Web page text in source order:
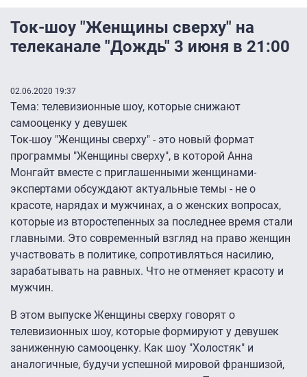
Ток-шоу "Женщины сверху" на
телеканале "Дождь" 3 июня в 21:00
02.06.2020 19:37
Тема: телевизионные шоу, которые снижают
самооценку у девушек
Ток-шоу "Женщины сверху" - это новый формат
программы "Женщины сверху", в которой Анна
Монгайт вместе с приглашенными женщинами-
экспертами обсуждают актуальные темы - не о
красоте, нарядах и мужчинах, а о женских вопросах,
которые из второстепенных за последнее время стали
главными. Это современный взгляд на право женщин
участвовать в политике, сопротивляться насилию,
зарабатывать на равных. Что не отменяет красоту и
мужчин.
В этом выпуске Женщины сверху говорят о
телевизионных шоу, которые формируют у девушек
заниженную самооценку. Как шоу "Холостяк" и
аналогичные, будучи успешной мировой франшизой,